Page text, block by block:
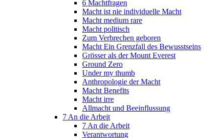
6 Machtfragen
Macht ist nie individuelle Macht
Macht medium rare
Macht politisch
Zum Verbrechen geboren
Macht Ein Grenzfall des Bewusstseins
Grösser als der Mount Everest
Ground Zero
Under my thumb
Anthropologie der Macht
Macht Benefits
Macht irre
Allmacht und Beeinflussung
7 An die Arbeit
7 An die Arbeit
Verantwortung